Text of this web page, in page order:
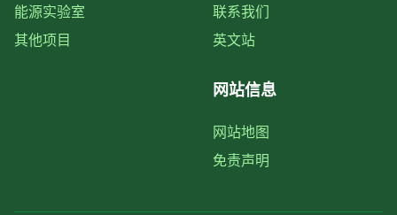
能源实验室
其他项目
联系我们
英文站
网站信息
网站地图
免责声明